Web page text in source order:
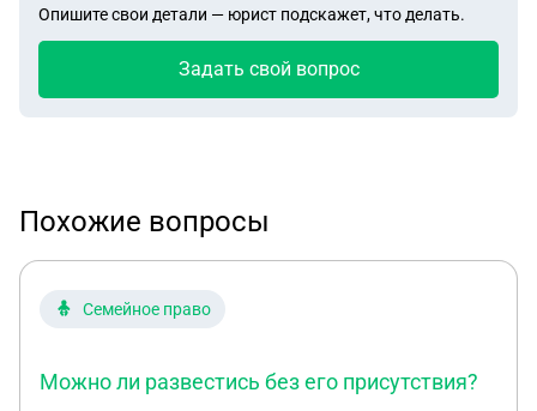
Опишите свои детали — юрист подскажет, что делать.
Задать свой вопрос
Похожие вопросы
Семейное право
Можно ли развестись без его присутствия?